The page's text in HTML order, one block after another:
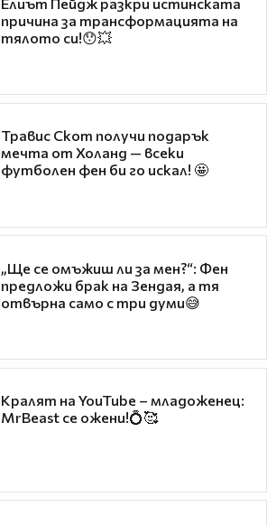
причина за трансформацията на
тялото си!😯💥
Травис Скот получи подарък
мечта от Холанд — всеки
футболен фен би го искал! 🤩
„Ще се омъжиш ли за мен?“: Фен
предложи брак на Зендая, а тя
отвърна само с три думи😅
Кралят на YouTube – младоженец:
MrBeast се ожени!💍🥰